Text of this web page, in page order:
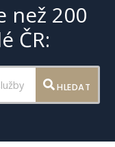
než 200
ČR:
HLEDAT